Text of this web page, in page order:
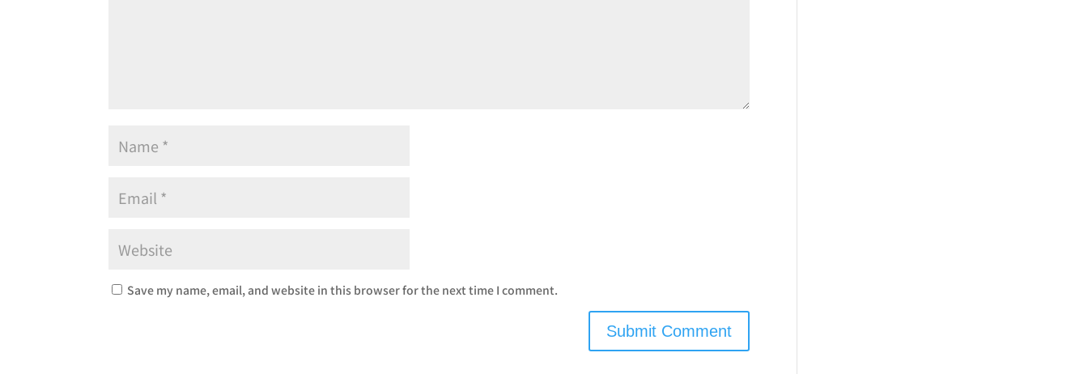
Save my name, email, and website in this browser for the next time I comment.